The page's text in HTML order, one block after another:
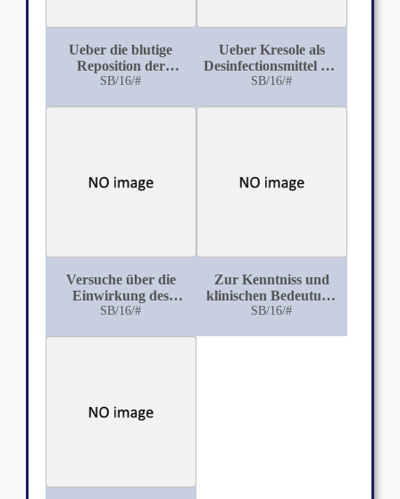
Ueber die blutige
Reposition der
Luxatio iliaca et
SB/16/#
Ueber Kresole als
Desinfectionsmittel mit
besonderer
SB/16/#
Versuche über die
Einwirkung des
Druckes auf die
SB/16/#
Zur Kenntniss und
klinischen Bedeutung
der idiomusculären
SB/16/#